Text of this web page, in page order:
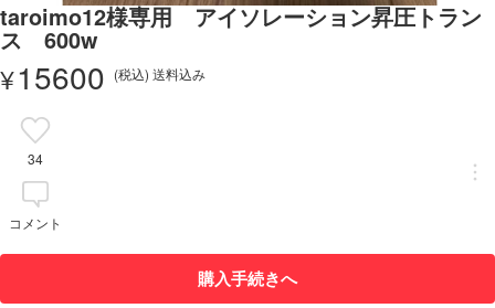
taroimo12様専用 アイソレーション昇圧トラン
ス 600w
¥15600 (税込) 送料込み
34
コメント
購入手続きへ